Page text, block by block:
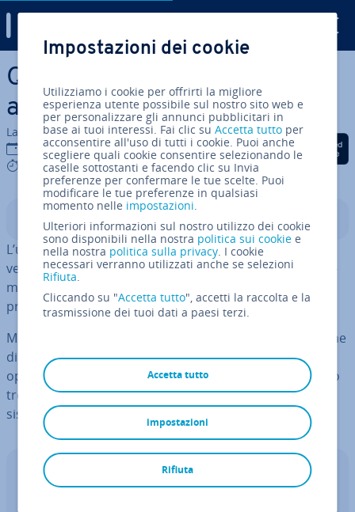
Vai al contenuto prin­ci­pa­le
Quale versione di Windows
avete?
La redazione di IONOS
10 set 2019
4 mins
Condividi via Facebook
Condividi via Twitter
Condividi via
Indice
L’utente Windows dovrebbe sempre sapere quale
versione del sistema operativo utilizza. Si tratta di in­for­
ma­zio­ni rilevanti non solo per l’in­stal­la­zio­ne di nuovi
programmi, ma anche per la ri­so­lu­zio­ne di problemi.
Microsoft fornisce in­for­ma­zio­ni det­ta­glia­te sulla versione
di Windows in­stal­la­ta in varie sezioni del sistema
operativo, ad esempio nel pannello di controllo. Ci sono
tre modi diversi per re­cu­pe­ra­re tali in­for­ma­zio­ni di
sistema; in questo articolo ve le il­lu­stria­mo.
IONOS GPT
Impostazioni dei cookie
Utilizziamo i cookie per offrirti la migliore
esperienza utente possibile sul nostro sito web e
per personalizzare gli annunci pubblicitari in
base ai tuoi interessi. Fai clic suAccetta tutto per
acconsentire all'uso di tutti i cookie. Puoi anche
scegliere quali cookie consentire selezionando le
caselle sottostanti e facendo clic su Invia
preferenze per confermare le tue scelte. Puoi
modificare le tue preferenze in qualsiasi
momento nelle impostazioni.
Ulteriori informazioni sul nostro utilizzo dei cookie
sono disponibili nella nostra politica sui cookie e
nella nostra politica sulla privacy. I cookie
necessari verranno utilizzati anche se selezioni
Rifiuta.
Cliccando su "Accetta tutto", accetti la raccolta e la
trasmissione dei tuoi dati a paesi terzi.
Accetta tutto
Rifiuta
impostazioni